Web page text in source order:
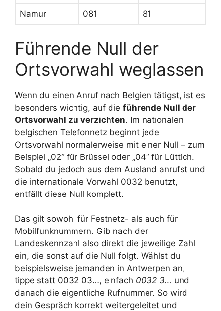
Namur 081 81
Führende Null der
Ortsvorwahl weglassen
Wenn du einen Anruf nach Belgien tätigst, ist es
besonders wichtig, auf die führende Null der
Ortsvorwahl zu verzichten. Im nationalen
belgischen Telefonnetz beginnt jede
Ortsvorwahl normalerweise mit einer Null – zum
Beispiel „02“ für Brüssel oder „04“ für Lüttich.
Sobald du jedoch aus dem Ausland anrufst und
die internationale Vorwahl 0032 benutzt,
entfällt diese Null komplett.
Das gilt sowohl für Festnetz- als auch für
Mobilfunknummern. Gib nach der
Landeskennzahl also direkt die jeweilige Zahl
ein, die sonst auf die Null folgt. Wählst du
beispielsweise jemanden in Antwerpen an,
tippe statt 0032 03…, einfach 0032 3… und
danach die eigentliche Rufnummer. So wird
dein Gespräch korrekt weitergeleitet und